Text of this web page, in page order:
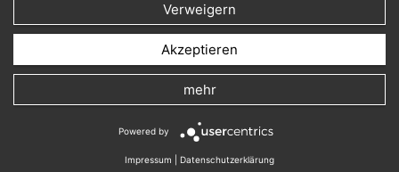
Verweigern
Akzeptieren
mehr
Powered by
Impressum Datenschutzerklärung